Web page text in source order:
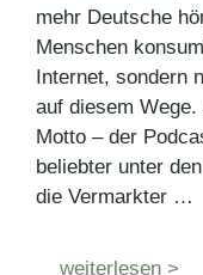
mehr Deutsche
Menschen
Internet, sondern
auf diesem
Motto – der
beliebter unter
die Vermarkter …
weiterlesen >